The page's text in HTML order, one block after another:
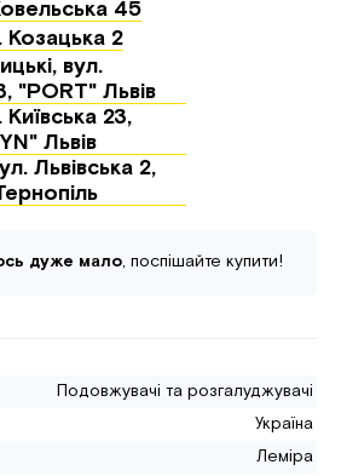
45
Козацька 2
вул.
Львів
23,
Львів
Львівська 2,
дуже мало, поспішайте купити!
Подовжувачі та розгалуджувачі
Україна
Леміра